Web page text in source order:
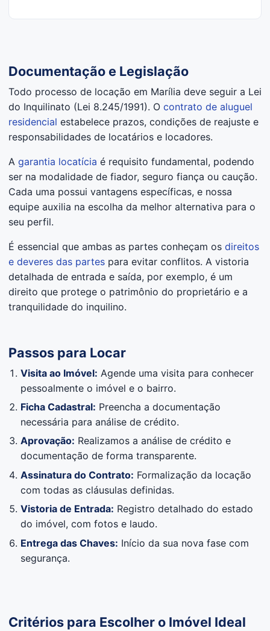
Documentação e Legislação
Todo processo de locação em Marília deve seguir a Lei
do Inquilinato (Lei 8.245/1991). O contrato de aluguel
residencial estabelece prazos, condições de reajuste e
responsabilidades de locatários e locadores.
A garantia locatícia é requisito fundamental, podendo
ser na modalidade de fiador, seguro fiança ou caução.
Cada uma possui vantagens específicas, e nossa
equipe auxilia na escolha da melhor alternativa para o
seu perfil.
É essencial que ambas as partes conheçam os direitos
e deveres das partes para evitar conflitos. A vistoria
detalhada de entrada e saída, por exemplo, é um
direito que protege o patrimônio do proprietário e a
tranquilidade do inquilino.
Passos para Locar
Visita ao Imóvel: Agende uma visita para conhecer
pessoalmente o imóvel e o bairro.
Ficha Cadastral: Preencha a documentação
necessária para análise de crédito.
Aprovação: Realizamos a análise de crédito e
documentação de forma transparente.
Assinatura do Contrato: Formalização da locação
com todas as cláusulas definidas.
Vistoria de Entrada: Registro detalhado do estado
do imóvel, com fotos e laudo.
Entrega das Chaves: Início da sua nova fase com
segurança.
Critérios para Escolher o Imóvel Ideal